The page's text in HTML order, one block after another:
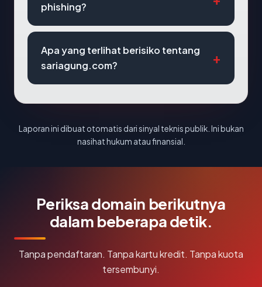
phishing?
Apa yang terlihat berisiko tentang
sariagung.com?
Laporan ini dibuat otomatis dari sinyal teknis publik. Ini bukan
nasihat hukum atau finansial.
Periksa domain berikutnya
dalam beberapa detik.
Tanpa pendaftaran. Tanpa kartu kredit. Tanpa kuota
tersembunyi.